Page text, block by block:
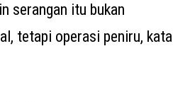
serangan itu bukan
tetapi operasi peniru, kata